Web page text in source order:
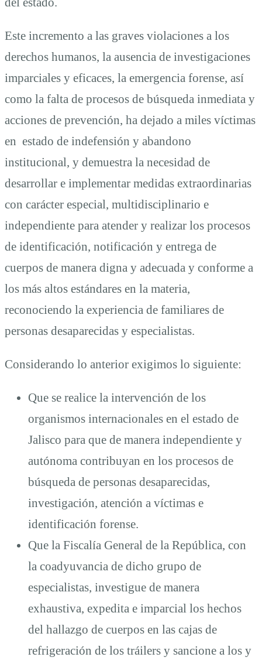
Este incremento a las graves violaciones a los
derechos humanos, la ausencia de investigaciones
imparciales y eficaces, la emergencia forense, así
como la falta de procesos de búsqueda inmediata y
acciones de prevención, ha dejado a miles víctimas
en estado de indefensión y abandono
institucional, y demuestra la necesidad de
desarrollar e implementar medidas extraordinarias
con carácter especial, multidisciplinario e
independiente para atender y realizar los procesos
de identificación, notificación y entrega de
cuerpos de manera digna y adecuada y conforme a
los más altos estándares en la materia,
reconociendo la experiencia de familiares de
personas desaparecidas y especialistas.
Considerando lo anterior exigimos lo siguiente:
Que se realice la intervención de los
organismos internacionales en el estado de
Jalisco para que de manera independiente y
autónoma contribuyan en los procesos de
búsqueda de personas desaparecidas,
investigación, atención a víctimas e
identificación forense.
Que la Fiscalía General de la República, con
la coadyuvancia de dicho grupo de
especialistas, investigue de manera
exhaustiva, expedita e imparcial los hechos
del hallazgo de cuerpos en las cajas de
refrigeración de los tráilers y sancione a los y